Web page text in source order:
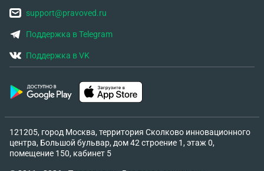
support@pravoved.ru
Поддержка в Telegram
Поддержка в VK
121205, город Москва, территория Сколково инновационного
центра, Большой бульвар, дом 42 строение 1, этаж 0,
помещение 150, кабинет 5